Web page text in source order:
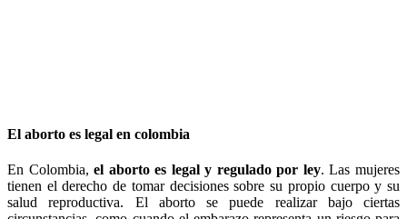
El aborto es legal en colombia
En Colombia,el aborto es legal y regulado por ley. Las mujeres
tienen el derecho de tomar decisiones sobre su propio cuerpo y su
salud reproductiva. El aborto se puede realizar bajo ciertas